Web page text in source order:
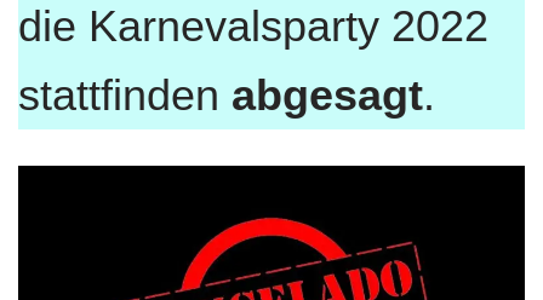
die Karnevalsparty 2022
stattfinden abgesagt.